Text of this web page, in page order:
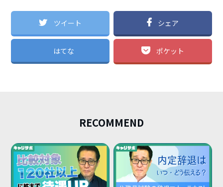
ツイート シェア
はてな ポケット
RECOMMEND